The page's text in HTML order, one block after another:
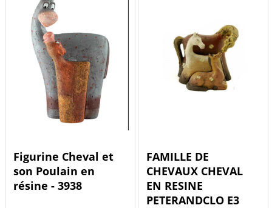
Figurine Cheval et
son Poulain en
résine - 3938
FAMILLE DE
CHEVAUX CHEVAL
EN RESINE
PETERANDCLO E3